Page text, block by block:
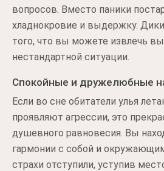
вопросов. Вместо паники
хладнокровие и выдержку.
того, что вы можете извлечь
нестандартной ситуации.
Спокойные и дружелюбные
Если во сне обитатели улья
проявляют агрессии, это
душевного равновесия. Вы
гармонии с собой и
страхи отступили, уступив